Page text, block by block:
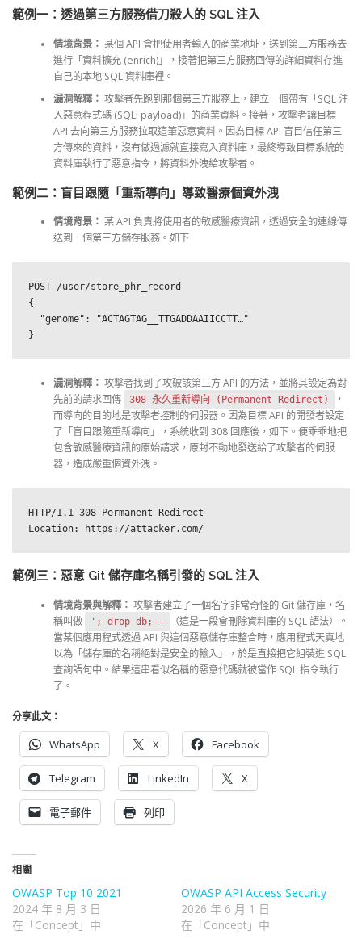
範例一：透過第三方服務借刀殺人的 SQL 注入
情境背景： 某個 API 會把使用者輸入的商業地址，送到第三方服務去
進行「資料擴充 (enrich)」，接著把第三方服務回傳的詳細資料存進
自己的本地 SQL 資料庫裡。
漏洞解釋： 攻擊者先跑到那個第三方服務上，建立一個帶有「SQL 注
入惡意程式碼 (SQLi payload)」的商業資料。接著，攻擊者讓目標
API 去向第三方服務拉取這筆惡意資料。因為目標 API 盲目信任第三
方傳來的資料，沒有做過濾就直接寫入資料庫，最終導致目標系統的
資料庫執行了惡意指令，將資料外洩給攻擊者。
範例二：盲目跟隨「重新導向」導致醫療個資外洩
情境背景： 某 API 負責將使用者的敏感醫療資訊，透過安全的連線傳
送到一個第三方儲存服務。如下
POST /user/store_phr_record
{
}
漏洞解釋： 攻擊者找到了攻破該第三方 API 的方法，並將其設定為對
先前的請求回傳
308 永久重新導向 (Permanent Redirect)
，
而導向的目的地是攻擊者控制的伺服器。因為目標 API 的開發者設定
了「盲目跟隨重新導向」，系統收到 308 回應後，如下。便乖乖地把
包含敏感醫療資訊的原始請求，原封不動地發送給了攻擊者的伺服
器，造成嚴重個資外洩。
HTTP/1.1 308 Permanent Redirect
Location: https://attacker.com/
範例三：惡意 Git 儲存庫名稱引發的 SQL 注入
情境背景與解釋： 攻擊者建立了一個名字非常奇怪的 Git 儲存庫，名
稱叫做
'; drop db;--
（這是一段會刪除資料庫的 SQL 語法）。
當某個應用程式透過 API 與這個惡意儲存庫整合時，應用程式天真地
以為「儲存庫的名稱絕對是安全的輸入」，於是直接把它組裝進 SQL
查詢語句中。結果這串看似名稱的惡意代碼就被當作 SQL 指令執行
了。
分享此文：
WhatsApp X Facebook
Telegram LinkedIn X
電子郵件 列印
相關
OWASP Top 10 2021
2024 年 8 月 3 日
在「Concept」中
OWASP API Access Security
2026 年 6 月 1 日
在「Concept」中